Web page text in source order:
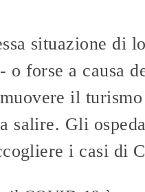
situazione di
o forse a causa
il
salire. Gli
i casi di